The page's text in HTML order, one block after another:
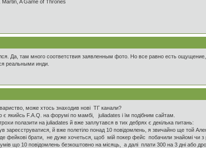
A Game of Thrones
Да, там много соответствия заявленным фото. Но все равно есть
реальными инди.
може хтось знаходив нові ТГ канали?
є якийсь F.A.Q. на форумі по мамбі, juliadates і їм подібним сайтам.
полазити на juliadates й вже заплутався в тих дебрях є декілька питань:
зареєструватися, й вже полетіло понад 10 повідомлень, я звичайно ще той
фейкові брати, не дуже хочеться, щоб мій покер фейс побачили знайомі чи з
що 10 повідомлень безкоштовно на місяць, а далі плати 300 на 3 дні або